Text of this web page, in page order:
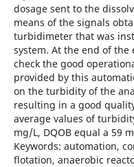
dosage sent to the
means of the signals
turbidimeter that was
system. At the end of
check the good
provided by this
on the turbidity of the
resulting in a good
average values of
mg/L, DQOB equal a 59
Keywords: automation,
flotation, anaerobic